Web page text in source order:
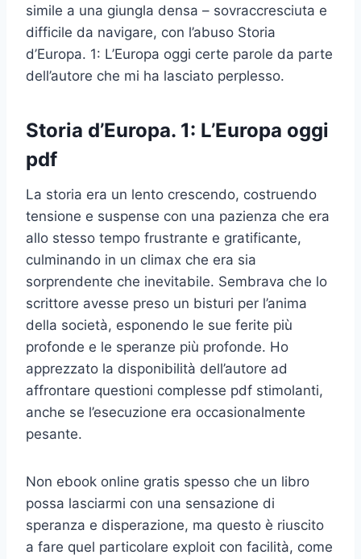
simile a una giungla densa – sovraccresciuta e
difficile da navigare, con l’abuso Storia
d’Europa. 1: L’Europa oggi certe parole da parte
dell’autore che mi ha lasciato perplesso.
Storia d’Europa. 1: L’Europa oggi
pdf
La storia era un lento crescendo, costruendo
tensione e suspense con una pazienza che era
allo stesso tempo frustrante e gratificante,
culminando in un climax che era sia
sorprendente che inevitabile. Sembrava che lo
scrittore avesse preso un bisturi per l’anima
della società, esponendo le sue ferite più
profonde e le speranze più profonde. Ho
apprezzato la disponibilità dell’autore ad
affrontare questioni complesse pdf stimolanti,
anche se l’esecuzione era occasionalmente
pesante.
Non ebook online gratis spesso che un libro
possa lasciarmi con una sensazione di
speranza e disperazione, ma questo è riuscito
a fare quel particolare exploit con facilità, come